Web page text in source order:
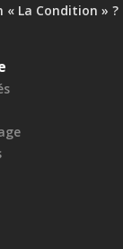
« La Condition » ?